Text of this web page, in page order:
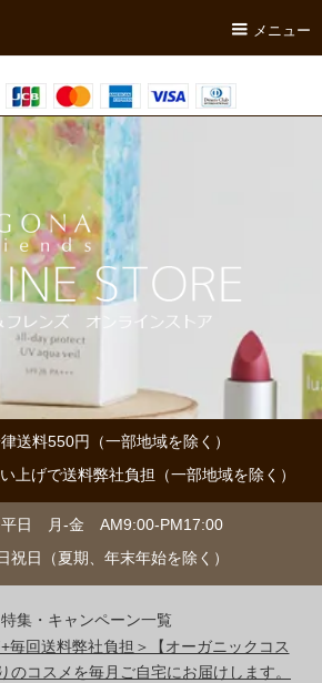
メニュー
送料550円（一部地域を除く）
上げで送料弊社負担（一部地域を除く）
平日 月-金 AM9:00-PM17:00
祝日（夏期、年末年始を除く）
特集・キャンペーン一覧
毎回送料弊社負担＞【オーガニックコス
のコスメを毎月ご自宅にお届けします。